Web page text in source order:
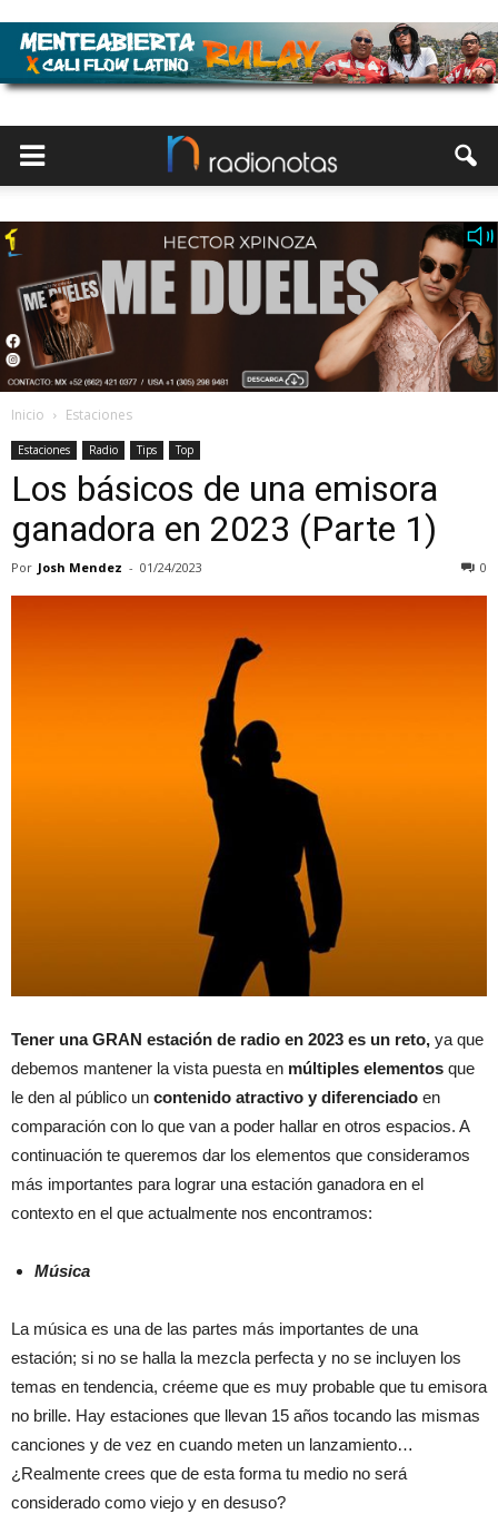
Inicio Estaciones
Estaciones Radio Tips Top
Los básicos de una emisora
ganadora en 2023 (Parte 1)
Por Josh Mendez - 01/24/2023 0
Tener una GRAN estación de radio en 2023 es un reto, ya que
debemos mantener la vista puesta en múltiples elementos que
le den al público un contenido atractivo y diferenciado en
comparación con lo que van a poder hallar en otros espacios. A
continuación te queremos dar los elementos que consideramos
más importantes para lograr una estación ganadora en el
contexto en el que actualmente nos encontramos:
Música
La música es una de las partes más importantes de una
estación; si no se halla la mezcla perfecta y no se incluyen los
temas en tendencia, créeme que es muy probable que tu emisora
no brille. Hay estaciones que llevan 15 años tocando las mismas
canciones y de vez en cuando meten un lanzamiento…
¿Realmente crees que de esta forma tu medio no será
considerado como viejo y en desuso?